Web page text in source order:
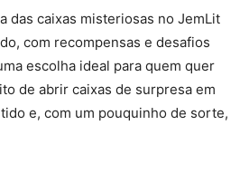
das caixas misteriosas no JemLit
com recompensas e desafios
escolha ideal para quem quer
de abrir caixas de surpresa em
e, com um pouquinho de sorte,